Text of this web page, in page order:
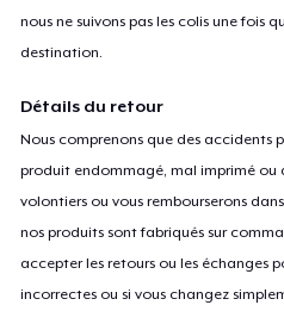
nous ne suivons pas les colis une fois
destination.
Détails du retour
Nous comprenons que des accidents
produit endommagé, mal imprimé ou
volontiers ou vous rembourserons
nos produits sont fabriqués sur
accepter les retours ou les échanges
incorrectes ou si vous changez